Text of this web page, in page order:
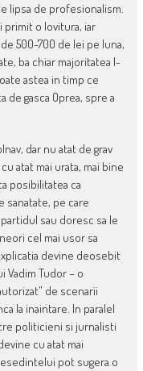
lipsa de profesionalism.
primit o lovitura, iar
500-700 de lei pe luna,
ba chiar majoritatea l-
astea in timp ce
de gasca Oprea, spre a
dar nu atat de grav
atat mai urata, mai bine
posibilitatea ca
sanatate, pe care
sau doresc sa le
cel mai usor sa
devine deosebit
Tudor – o
de scenarii
la inaintare. In paralel
politicieni si jurnalisti
cu atat mai
pot sugera o